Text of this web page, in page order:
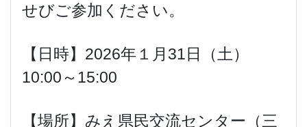
せびご参加ください。
【日時】2026年１月31日（土）
10:00～15:00
【場所】みえ県民交流センター（三